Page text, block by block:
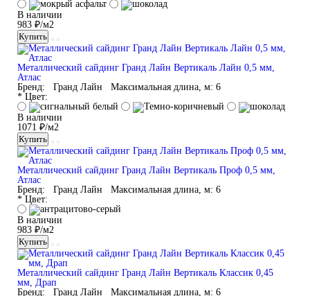
В наличии
983 ₽/м2
Купить
Металлический сайдинг Гранд Лайн Вертикаль Лайн 0,5 мм,
Атлас
Бренд:
Гранд Лайн Максимальная длина, м: 6
* Цвет:
В наличии
1071 ₽/м2
Купить
Металлический сайдинг Гранд Лайн Вертикаль Проф 0,5 мм,
Атлас
Бренд:
Гранд Лайн Максимальная длина, м: 6
* Цвет:
В наличии
983 ₽/м2
Купить
Металлический сайдинг Гранд Лайн Вертикаль Классик 0,45
мм, Драп
Бренд:
Гранд Лайн Максимальная длина, м: 6